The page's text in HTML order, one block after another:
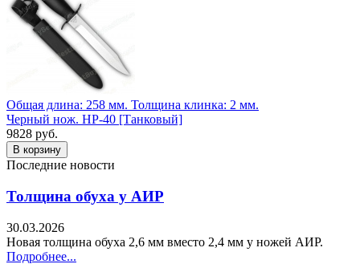
Общая длина: 258 мм. Толщина клинка: 2 мм.
Черный нож. НР-40 [Танковый]
9828 руб.
Последние новости
Толщина обуха у АИР
30.03.2026
Новая толщина обуха 2,6 мм вместо 2,4 мм у ножей АИР.
Подробнее...